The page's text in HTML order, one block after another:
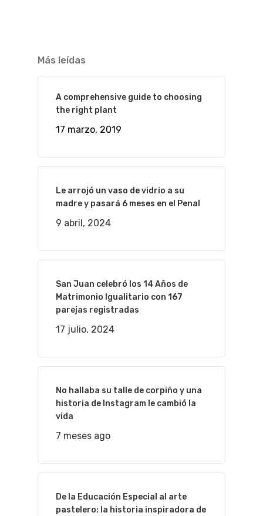
Más leídas
A comprehensive guide to choosing
the right plant
17 marzo, 2019
Le arrojó un vaso de vidrio a su
madre y pasará 6 meses en el Penal
9 abril, 2024
San Juan celebró los 14 Años de
Matrimonio Igualitario con 167
parejas registradas
17 julio, 2024
No hallaba su talle de corpiño y una
historia de Instagram le cambió la
vida
7 meses ago
De la Educación Especial al arte
pastelero: la historia inspiradora de